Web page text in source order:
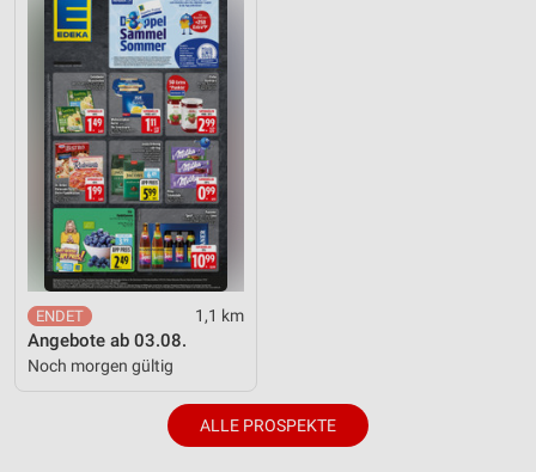
1,1 km
Angebote ab 03.08.
Noch morgen gültig
ALLE PROSPEKTE